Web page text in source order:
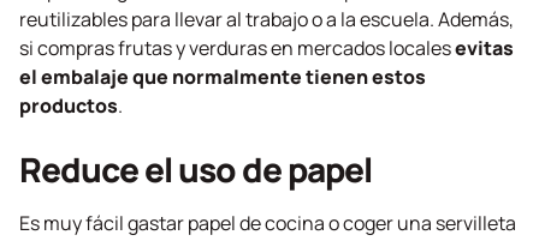
reutilizables para llevar al trabajo o a la escuela. Además,
si compras frutas y verduras en mercados localesevitas
el embalaje que normalmente tienen estos
productos.
Reduce el uso de papel
Es muy fácil gastar papel de cocina o coger una servilleta